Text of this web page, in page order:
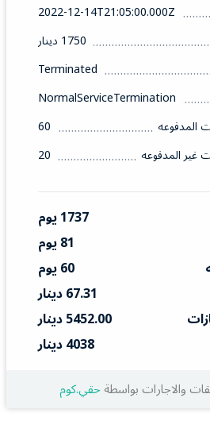
2022-12-14T21:05:00.000Z
1750 دينار
Terminated
NormalServiceTermination
المدفوعه
60
غير المدفوعه
20
1737 يوم
81 يوم
60 يوم
67.31 دينار
5452.00 دينار
4038 دينار
والاجارات بواسطةحقي.كوم